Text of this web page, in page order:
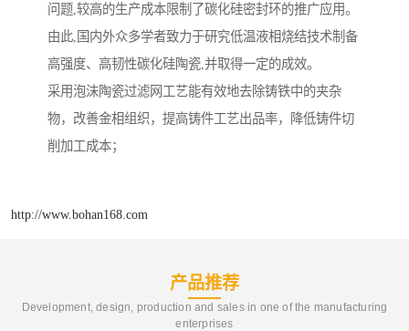
问题,较高的生产成本限制了碳化硅密封环的推广应用。
由此,国内外众多学者致力于研究低温液相烧结技术制备
高强度、高韧性碳化硅陶瓷,并取得一定的成效。
采用泡沫陶瓷过滤网工艺能有效地去除铸铁中的夹杂
物，改善金相组织，提高铸件工艺出品率，降低铸件切
削加工成本；
http://www.bohan168.com
产品推荐
Development, design, production and sales in one of the manufacturing
enterprises